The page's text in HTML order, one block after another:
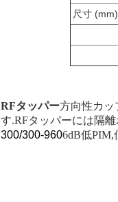
尺寸
RFタッパー方向性カッ
す.RFタッパーには隔
300/300-9606dB低PIM,